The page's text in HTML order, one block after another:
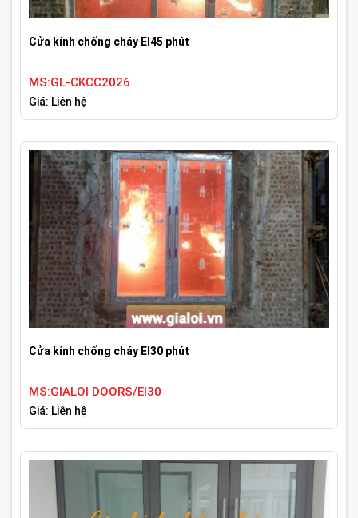
Cửa kính chống cháy EI45 phút
MS:GL-CKCC2026
Giá: Liên hệ
Cửa kính chống cháy EI30 phút
MS:GIALOI DOORS/EI30
Giá: Liên hệ